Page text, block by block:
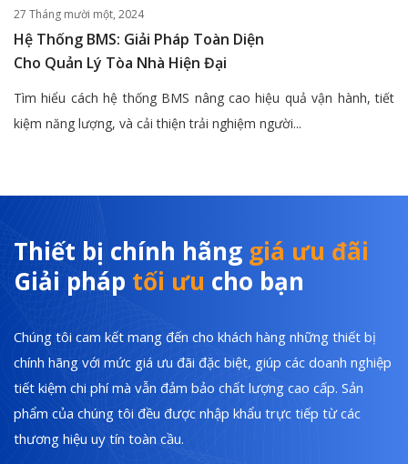
27 Tháng mười một, 2024
Hệ Thống BMS: Giải Pháp Toàn Diện
Cho Quản Lý Tòa Nhà Hiện Đại
Tìm hiểu cách hệ thống BMS nâng cao hiệu quả vận hành, tiết
kiệm năng lượng, và cải thiện trải nghiệm người...
Thiết bị chính hãng giá ưu đãi
Giải pháp tối ưu cho bạn
Chúng tôi cam kết mang đến cho khách hàng những thiết bị
chính hãng với mức giá ưu đãi đặc biệt, giúp các doanh nghiệp
tiết kiệm chi phí mà vẫn đảm bảo chất lượng cao cấp. Sản
phẩm của chúng tôi đều được nhập khẩu trực tiếp từ các
thương hiệu uy tín toàn cầu.